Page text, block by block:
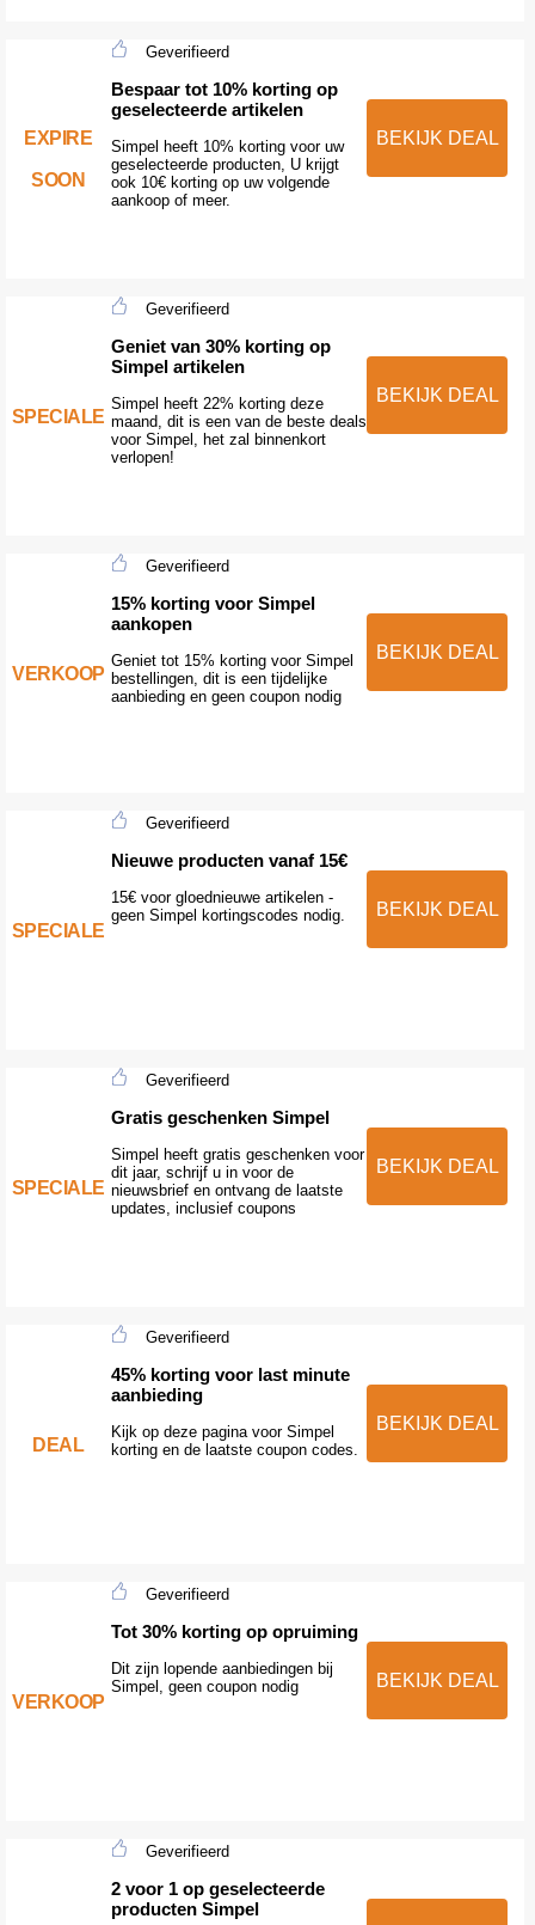
EXPIRE
SOON
Geverifieerd
Bespaar tot 10% korting op
geselecteerde artikelen
Simpel heeft 10% korting voor uw
geselecteerde producten, U krijgt
ook 10€ korting op uw volgende
aankoop of meer.
BEKIJK DEAL
SPECIALE
Geverifieerd
Geniet van 30% korting op
Simpel artikelen
Simpel heeft 22% korting deze
maand, dit is een van de beste deals
voor Simpel, het zal binnenkort
verlopen!
BEKIJK DEAL
VERKOOP
Geverifieerd
15% korting voor Simpel
aankopen
Geniet tot 15% korting voor Simpel
bestellingen, dit is een tijdelijke
aanbieding en geen coupon nodig
BEKIJK DEAL
SPECIALE
Geverifieerd
Nieuwe producten vanaf 15€
15€ voor gloednieuwe artikelen -
geen Simpel kortingscodes nodig.
BEKIJK DEAL
SPECIALE
Geverifieerd
Gratis geschenken Simpel
Simpel heeft gratis geschenken voor
dit jaar, schrijf u in voor de
nieuwsbrief en ontvang de laatste
updates, inclusief coupons
BEKIJK DEAL
DEAL
Geverifieerd
45% korting voor last minute
aanbieding
Kijk op deze pagina voor Simpel
korting en de laatste coupon codes.
BEKIJK DEAL
VERKOOP
Geverifieerd
Tot 30% korting op opruiming
Dit zijn lopende aanbiedingen bij
Simpel, geen coupon nodig
BEKIJK DEAL
Geverifieerd
2 voor 1 op geselecteerde
producten Simpel